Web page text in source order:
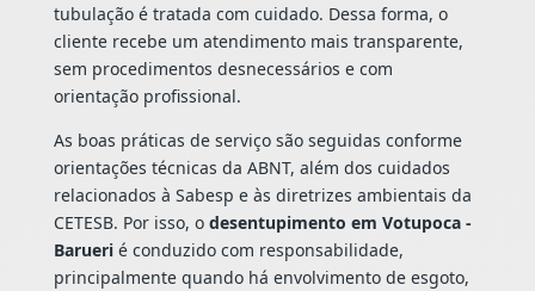
tubulação é tratada com cuidado. Dessa forma, o
cliente recebe um atendimento mais transparente,
sem procedimentos desnecessários e com
orientação profissional.
As boas práticas de serviço são seguidas conforme
orientações técnicas da ABNT, além dos cuidados
relacionados à Sabesp e às diretrizes ambientais da
CETESB. Por isso, o desentupimento em Votupoca -
Baruerié conduzido com responsabilidade,
principalmente quando há envolvimento de esgoto,